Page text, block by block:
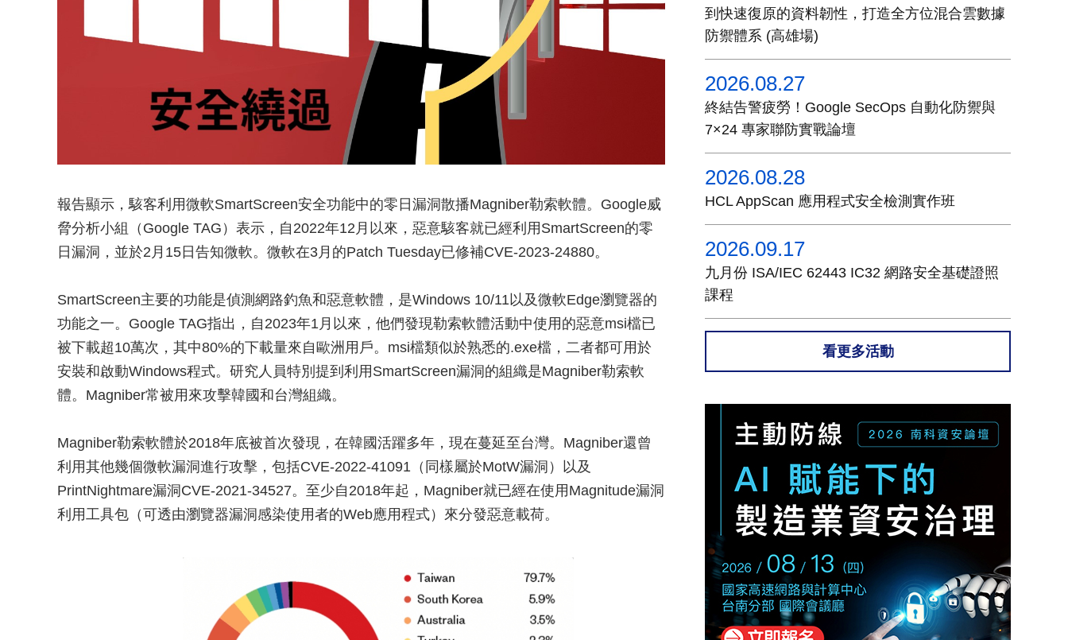
報告顯示，駭客利用微軟SmartScreen安全功能中的零日漏洞散播Magniber勒索軟體。Google威
脅分析小組（Google TAG）表示，自2022年12月以來，惡意駭客就已經利用SmartScreen的零
日漏洞，並於2月15日告知微軟。微軟在3月的Patch Tuesday已修補CVE-2023-24880。
SmartScreen主要的功能是偵測網路釣魚和惡意軟體，是Windows 10/11以及微軟Edge瀏覽器的
功能之一。Google TAG指出，自2023年1月以來，他們發現勒索軟體活動中使用的惡意msi檔已
被下載超10萬次，其中80%的下載量來自歐洲用戶。msi檔類似於熟悉的.exe檔，二者都可用於
安裝和啟動Windows程式。研究人員特別提到利用SmartScreen漏洞的組織是Magniber勒索軟
體。Magniber常被用來攻擊韓國和台灣組織。
Magniber勒索軟體於2018年底被首次發現，在韓國活躍多年，現在蔓延至台灣。Magniber還曾
利用其他幾個微軟漏洞進行攻擊，包括CVE-2022-41091（同樣屬於MotW漏洞）以及
PrintNightmare漏洞CVE-2021-34527。至少自2018年起，Magniber就已經在使用Magnitude漏洞
利用工具包（可透由瀏覽器漏洞感染使用者的Web應用程式）來分發惡意載荷。
到快速復原的資料韌性，打造全方位混合雲數據
防禦體系 (高雄場)
2026.08.27
終結告警疲勞！Google SecOps 自動化防禦與
7×24 專家聯防實戰論壇
2026.08.28
HCL AppScan 應用程式安全檢測實作班
2026.09.17
九月份 ISA/IEC 62443 IC32 網路安全基礎證照
課程
看更多活動